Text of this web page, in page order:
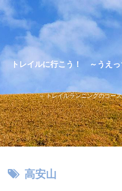
トレイルに行こう！ ～うえっ
～ トレイルランニングのコー
高安山